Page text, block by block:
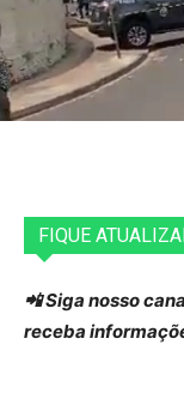
FIQUE
📲 Siga nosso
receba